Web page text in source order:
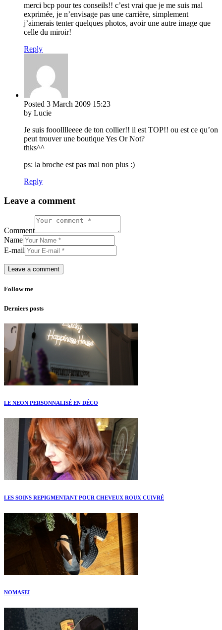
merci bcp pour tes conseils!! c’est vrai que je me suis mal
exprimée, je n’envisage pas une carrière, simplement
j’aimerais tenter quelques photos, avoir une autre image que
celle du miroir!
Reply
Posted 3 March 2009 15:23
by Lucie
Je suis fooolllleeee de ton collier!! il est TOP!! ou est ce qu’on
peut trouver une boutique Yes Or Not?
thks^^
ps: la broche est pas mal non plus :)
Reply
Leave a comment
Comment
Name
E-mail
Follow me
Derniers posts
LE NEON PERSONNALISÉ EN DÉCO
LES SOINS REPIGMENTANT POUR CHEVEUX ROUX CUIVRÉ
NOMASEI